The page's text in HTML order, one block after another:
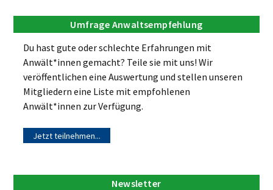
Umfrage Anwaltsempfehlung
Du hast gute oder schlechte Erfahrungen mit
Anwält*innen gemacht? Teile sie mit uns! Wir
veröffentlichen eine Auswertung und stellen unseren
Mitgliedern eine Liste mit empfohlenen
Anwält*innen zur Verfügung.
Jetzt teilnehmen...
Newsletter